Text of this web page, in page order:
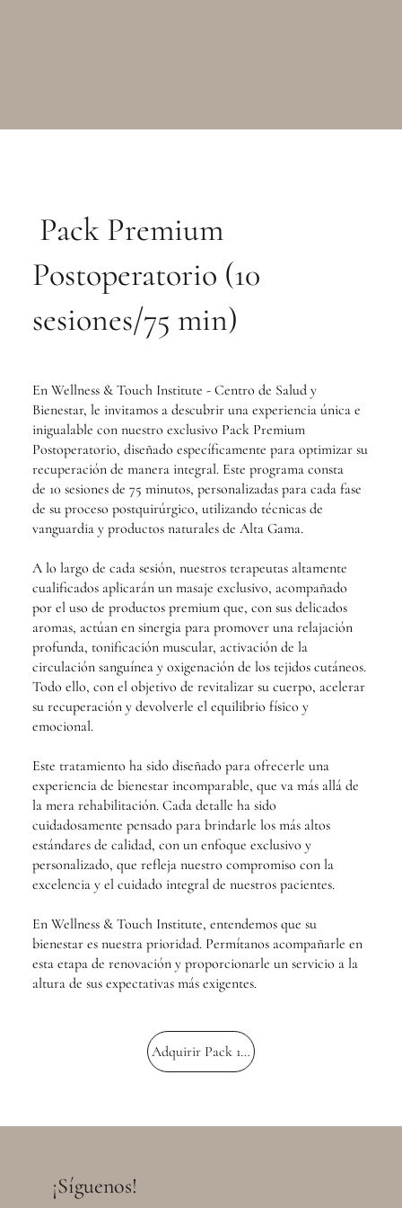
Pack Premium
Postoperatorio (10
sesiones/75 min)
En Wellness & Touch Institute - Centro de Salud y
Bienestar, le invitamos a descubrir una experiencia única e
inigualable con nuestro exclusivo Pack Premium
Postoperatorio, diseñado específicamente para optimizar su
recuperación de manera integral. Este programa consta
de 10 sesiones de 75 minutos, personalizadas para cada fase
de su proceso postquirúrgico, utilizando técnicas de
vanguardia y productos naturales de Alta Gama.
A lo largo de cada sesión, nuestros terapeutas altamente
cualificados aplicarán un masaje exclusivo, acompañado
por el uso de productos premium que, con sus delicados
aromas, actúan en sinergia para promover una relajación
profunda, tonificación muscular, activación de la
circulación sanguínea y oxigenación de los tejidos cutáneos.
Todo ello, con el objetivo de revitalizar su cuerpo, acelerar
su recuperación y devolverle el equilibrio físico y
emocional.
Este tratamiento ha sido diseñado para ofrecerle una
experiencia de bienestar incomparable, que va más allá de
la mera rehabilitación. Cada detalle ha sido
cuidadosamente pensado para brindarle los más altos
estándares de calidad, con un enfoque exclusivo y
personalizado, que refleja nuestro compromiso con la
excelencia y el cuidado integral de nuestros pacientes.
En Wellness & Touch Institute, entendemos que su
bienestar es nuestra prioridad. Permítanos acompañarle en
esta etapa de renovación y proporcionarle un servicio a la
altura de sus expectativas más exigentes.
Adquirir Pack 1400€ (IVA incluido)
¡Síguenos!